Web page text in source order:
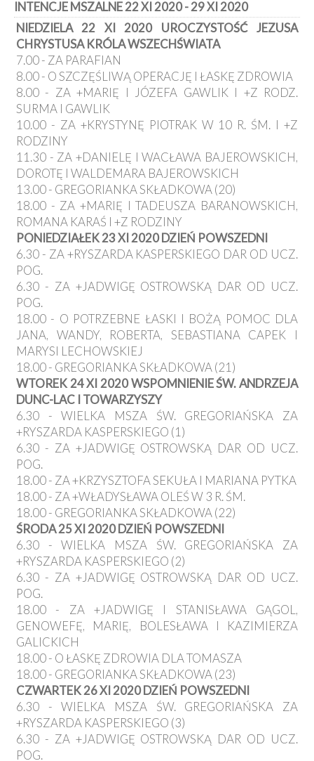
Kancelaria
Galeria
Dekanat
Nowy
Staw
Kapituła
Kolegiacka
Duszpasterze
Polecane
strony
Ochrona
Małoletnich
INTENCJE MSZALNE 22 XI 2020 - 29 XI 2020
NIEDZIELA 22 XI 2020 UROCZYSTOŚĆ JEZUSA
CHRYSTUSA KRÓLA WSZECHŚWIATA
7.00 - ZA PARAFIAN
8.00 - O SZCZĘŚLIWĄ OPERACJĘ I ŁASKĘ ZDROWIA
8.00 - ZA +MARIĘ I JÓZEFA GAWLIK I +Z RODZ.
SURMA I GAWLIK
10.00 - ZA +KRYSTYNĘ PIOTRAK W 10 R. ŚM. I +Z
RODZINY
11.30 - ZA +DANIELĘ I WACŁAWA BAJEROWSKICH,
DOROTĘ I WALDEMARA BAJEROWSKICH
13.00 - GREGORIANKA SKŁADKOWA (20)
18.00 - ZA +MARIĘ I TADEUSZA BARANOWSKICH,
ROMANA KARAŚ I +Z RODZINY
PONIEDZIAŁEK 23 XI 2020 DZIEŃ POWSZEDNI
6.30 - ZA +RYSZARDA KASPERSKIEGO DAR OD UCZ.
POG.
6.30 - ZA +JADWIGĘ OSTROWSKĄ DAR OD UCZ.
POG.
18.00 - O POTRZEBNE ŁASKI I BOŻĄ POMOC DLA
JANA, WANDY, ROBERTA, SEBASTIANA CAPEK I
MARYSI LECHOWSKIEJ
18.00 - GREGORIANKA SKŁADKOWA (21)
WTOREK 24 XI 2020 WSPOMNIENIE ŚW. ANDRZEJA
DUNC-LAC I TOWARZYSZY
6.30 - WIELKA MSZA ŚW. GREGORIAŃSKA ZA
+RYSZARDA KASPERSKIEGO (1)
6.30 - ZA +JADWIGĘ OSTROWSKĄ DAR OD UCZ.
POG.
18.00 - ZA +KRZYSZTOFA SEKUŁA I MARIANA PYTKA
18.00 - ZA +WŁADYSŁAWA OLEŚ W 3 R. ŚM.
18.00 - GREGORIANKA SKŁADKOWA (22)
ŚRODA 25 XI 2020 DZIEŃ POWSZEDNI
6.30 - WIELKA MSZA ŚW. GREGORIAŃSKA ZA
+RYSZARDA KASPERSKIEGO (2)
6.30 - ZA +JADWIGĘ OSTROWSKĄ DAR OD UCZ.
POG.
18.00 - ZA +JADWIGĘ I STANISŁAWA GĄGOL,
GENOWEFĘ, MARIĘ, BOLESŁAWA I KAZIMIERZA
GALICKICH
18.00 - O ŁASKĘ ZDROWIA DLA TOMASZA
18.00 - GREGORIANKA SKŁADKOWA (23)
CZWARTEK 26 XI 2020 DZIEŃ POWSZEDNI
6.30 - WIELKA MSZA ŚW. GREGORIAŃSKA ZA
+RYSZARDA KASPERSKIEGO (3)
6.30 - ZA +JADWIGĘ OSTROWSKĄ DAR OD UCZ.
POG.